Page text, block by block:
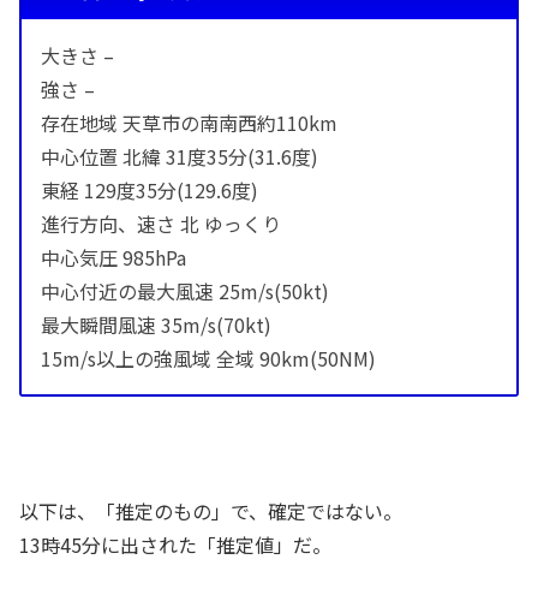
大きさ –
強さ –
存在地域 天草市の南南西約110km
中心位置 北緯 31度35分(31.6度)
東経 129度35分(129.6度)
進行方向、速さ 北 ゆっくり
中心気圧 985hPa
中心付近の最大風速 25m/s(50kt)
最大瞬間風速 35m/s(70kt)
15m/s以上の強風域 全域 90km(50NM)
以下は、「推定のもの」で、確定ではない。
13時45分に出された「推定値」だ。